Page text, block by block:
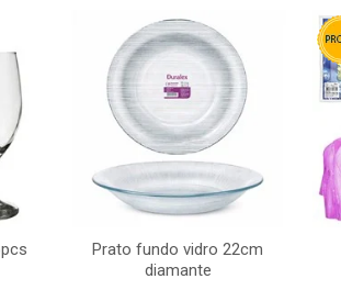
Prato fundo vidro 22cm
diamante